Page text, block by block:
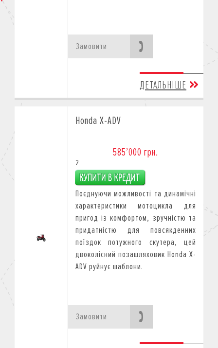
Замовити
ДЕТАЛЬНІШЕ
Honda X-ADV
585’000 грн.
2
Поєднуючи можливості тa динамічні
характеристики мотоцикла для
пригод із комфортом, зручністю тa
придатністю для повсякденних
поїздок потужного скутера, цей
двоколісний позашляховик Honda X-
ADV руйнує шаблони.
Замовити